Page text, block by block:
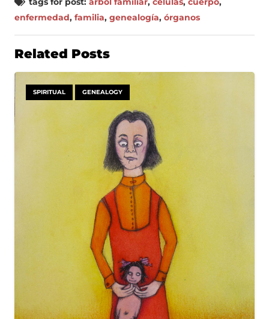
enfermedad, familia, genealogía, órganos
Related Posts
SPIRITUAL GENEALOGY